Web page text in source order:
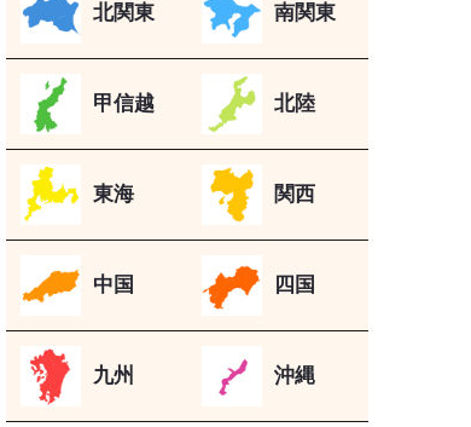
北関東 南関東
甲信越 北陸
東海 関西
中国 四国
九州 沖縄